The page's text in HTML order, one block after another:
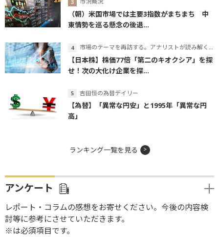
（朝）米国市場では主要3指数がまちまち 中
東情勢を巡る懸念の後退...
市場のテーマを再訪する。アナリストが読み解くテーマの本質
【日本株】株価77倍「第二のキオクシア」を探
せ！次の大化け企業を探...
吉田恒の為替デイリー
【為替】「異常な円安」と1995年「異常な円
高」
ランキング一覧を見る
アンケート
レポート・コラムの感想をお寄せください。今後の内容検
討等に参考にさせていただきます。
※は必須項目です。